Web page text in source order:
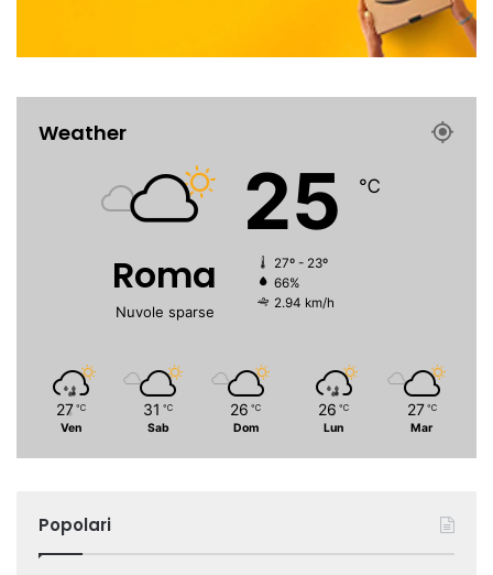
Weather
Roma
Nuvole sparse
25 ℃
27º - 23º
66%
2.94 km/h
27 ℃
Ven
31 ℃
Sab
26 ℃
Dom
26 ℃
Lun
27 ℃
Mar
Popolari